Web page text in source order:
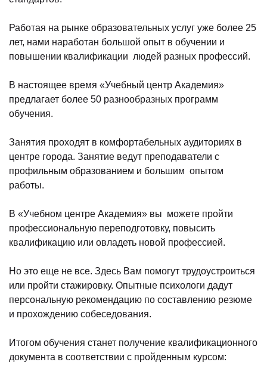
Работая на рынке образовательных услуг уже более 25
лет, нами наработан большой опыт в обучении и
повышении квалификации людей разных профессий.
В настоящее время «Учебный центр Академия»
предлагает более 50 разнообразных программ
обучения.
Занятия проходят в комфортабельных аудиториях в
центре города. Занятие ведут преподаватели с
профильным образованием и большим опытом
работы.
В «Учебном центре Академия» вы можете пройти
профессиональную переподготовку, повысить
квалификацию или овладеть новой профессией.
Но это еще не все. Здесь Вам помогут трудоустроиться
или пройти стажировку. Опытные психологи дадут
персональную рекомендацию по составлению резюме
и прохождению собеседования.
Итогом обучения станет получение квалификационного
документа в соответствии с пройденным курсом: